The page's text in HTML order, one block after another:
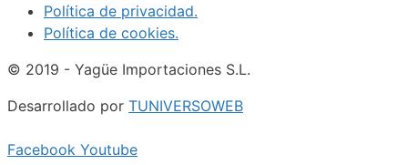
Política de privacidad.
Política de cookies.
© 2019 - Yagüe Importaciones S.L.
Desarrollado por TUNIVERSOWEB
Facebook Youtube